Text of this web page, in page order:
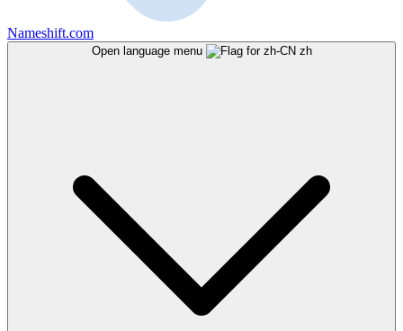
Nameshift.com
Open language menu zh